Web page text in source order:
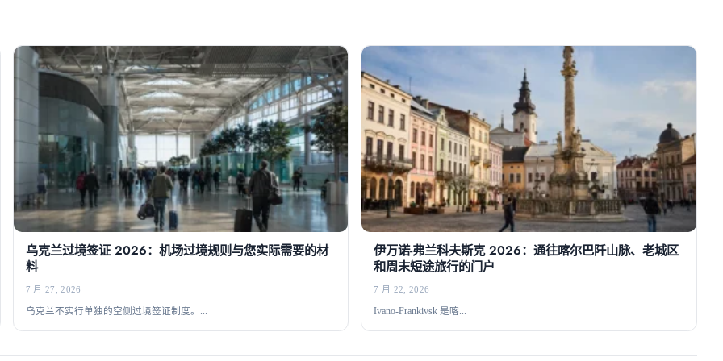
乌克兰过境签证 2026：机场过境规则与您实际需要的材
料
7 月 27, 2026
乌克兰不实行单独的空侧过境签证制度。...
伊万诺-弗兰科夫斯克 2026：通往喀尔巴阡山脉、老城区
和周末短途旅行的门户
7 月 22, 2026
Ivano-Frankivsk 是喀...